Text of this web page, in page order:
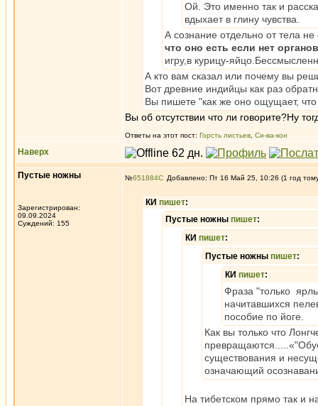
Ой. Это именно так и
вдыхает в глину чувства.
А сознание отдельно от тела не
что оно есть если нет
игру,в курицу-
А кто вам сказал или почему вы
Вот древние индийцы как раз
Вы пишете "как же оно ощущает,
Вы об отсутcтвии что ли говорите?Ну
Ответы на этот пост: Горсть листьев Си-ва-кон
Наверх
Пустые ножны
Зарегистрирован:
09.09.2024
Суждений: 155
№651884 Добавлено: Пт 16 Май 25, 10:26 (1 год
КИ пишет:
Пустые ножны пишет:
КИ пишет:
Пустые ножны пишет:
КИ пишет:
Фраза "только
начитавшихся
пособие по йоге.
Как вы только что
существования и
означающий
На тибетском прямо так и